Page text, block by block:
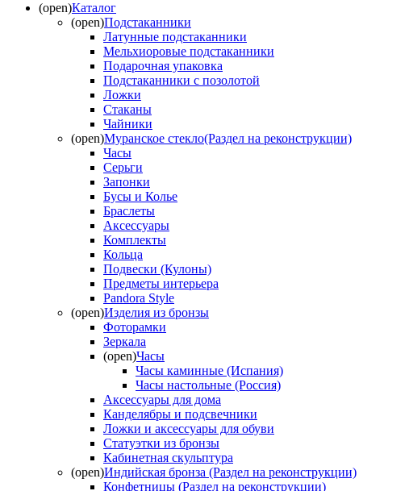
(open)Каталог
(open)Подстаканники
Латунные подстаканники
Мельхиоровые подстаканники
Подарочная упаковка
Подстаканники с позолотой
Ложки
Стаканы
Чайники
(open)Муранское стекло(Раздел на реконструкции)
Часы
Серьги
Запонки
Бусы и Колье
Браслеты
Аксессуары
Комплекты
Кольца
Подвески (Кулоны)
Предметы интерьера
Pandora Style
(open)Изделия из бронзы
Фоторамки
Зеркала
(open)Часы
Часы каминные (Испания)
Часы настольные (Россия)
Аксессуары для дома
Канделябры и подсвечники
Ложки и аксессуары для обуви
Статуэтки из бронзы
Кабинетная скульптура
(open)Индийская бронза (Раздел на реконструкции)
Конфетницы (Раздел на реконструкции)